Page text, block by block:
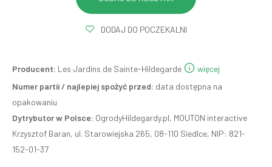
DODAJ DO POCZEKALNI
Producent: Les Jardins de Sainte-Hildegarde
więcej
Numer partii / najlepiej spożyć przed: data dostępna na
opakowaniu
Dytrybutor w Polsce: OgrodyHildegardy.pl, MOUTON interactive
Krzysztof Baran, ul. Starowiejska 265, 08-110 Siedlce, NIP: 821-
152-01-37